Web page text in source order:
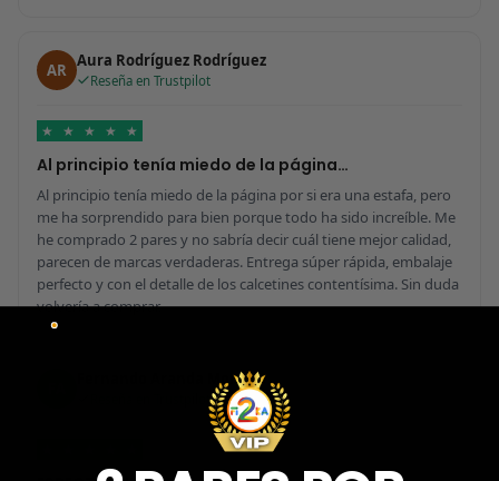
AR Aura Rodríguez Rodríguez
Reseña en Trustpilot
★ ★ ★ ★ ★
Al principio tenía miedo de la página…
Al principio tenía miedo de la página por si era una estafa, pero
me ha sorprendido para bien porque todo ha sido increíble. Me
he comprado 2 pares y no sabría decir cuál tiene mejor calidad,
parecen de marcas verdaderas. Entrega súper rápida, embalaje
perfecto y con el detalle de los calcetines contentísima. Sin duda
volvería a comprar.
Fernando Aranda Morales
Reseña en Trustpilot